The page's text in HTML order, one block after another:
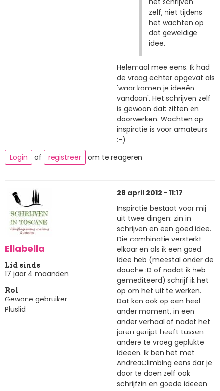
zelf, niet tijdens
het wachten op
dat geweldige
idee.
Helemaal mee eens. Ik had
de vraag echter opgevat als
'waar komen je ideeën
vandaan'. Het schrijven zelf
is gewoon dat: zitten en
doorwerken. Wachten op
inspiratie is voor amateurs
:-)
Login
of registreer om te reageren
Ellabella
Lid sinds
17 jaar 4 maanden
Rol
Gewone gebruiker
Pluslid
28 april 2012 - 11:17
Inspiratie bestaat voor mij
uit twee dingen: zin in
schrijven en een goed idee.
Die combinatie versterkt
elkaar en als ik een goed
idee heb (meestal onder de
douche :D of nadat ik heb
gemediteerd) schrijf ik het
op om het uit te werken.
Dat kan ook op een heel
ander moment, in een
ander verhaal of nadat het
jaren gerijpt heeft tussen
andere te vroeg geplukte
ideeen. Ik ben het met
AndreaClimbing eens dat je
door te doen zelf ook
schrijfzin en goede ideeen